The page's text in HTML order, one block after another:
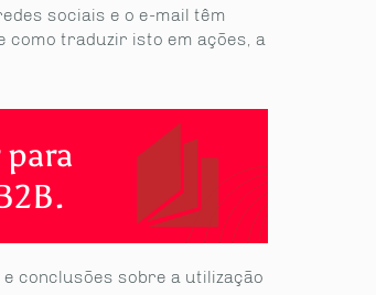
sociais e o e-mail têm
como traduzir isto em ações, a
conclusões sobre a utilização